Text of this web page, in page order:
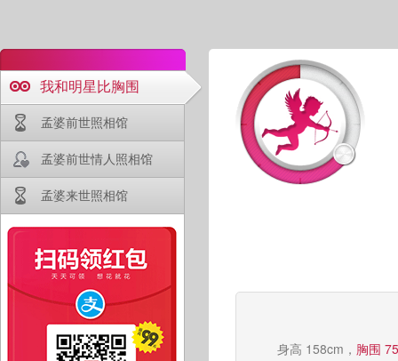
我和明星比胸围
孟婆前世照相馆
孟婆前世情人照相馆
孟婆来世照相馆
身高 158cm， 胸围